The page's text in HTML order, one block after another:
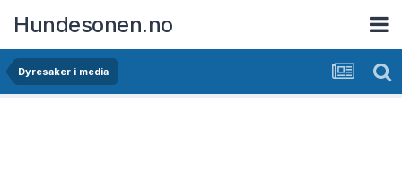
Hundesonen.no
Dyresaker i media